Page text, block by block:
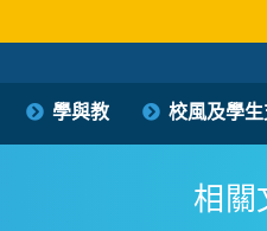
學與教 校風及學
保良局西區
相關